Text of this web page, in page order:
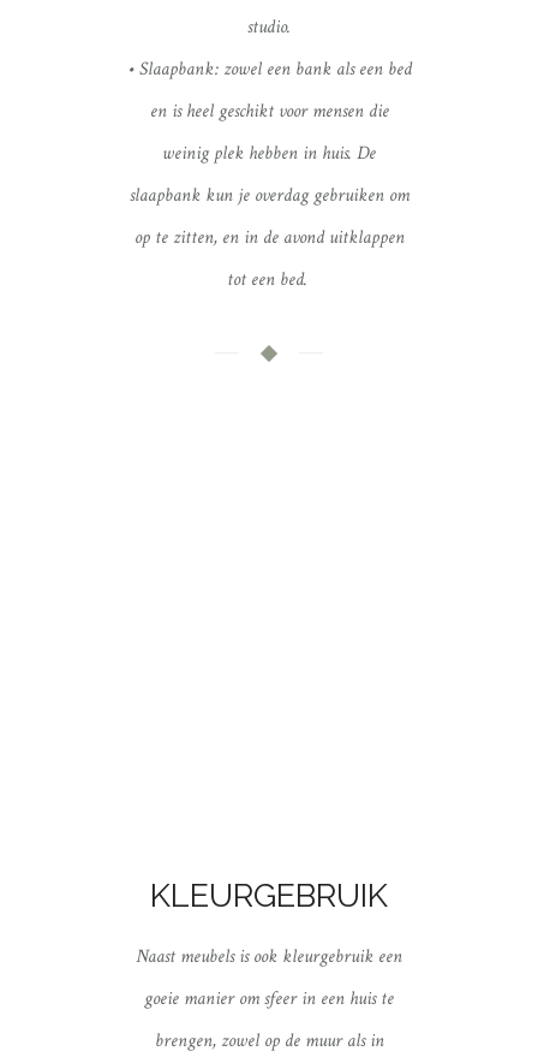
studio.
• Slaapbank: zowel een bank als een bed
en is heel geschikt voor mensen die
weinig plek hebben in huis. De
slaapbank kun je overdag gebruiken om
op te zitten, en in de avond uitklappen
tot een bed.
KLEURGEBRUIK
Naast meubels is ook kleurgebruik een
goeie manier om sfeer in een huis te
brengen, zowel op de muur als in